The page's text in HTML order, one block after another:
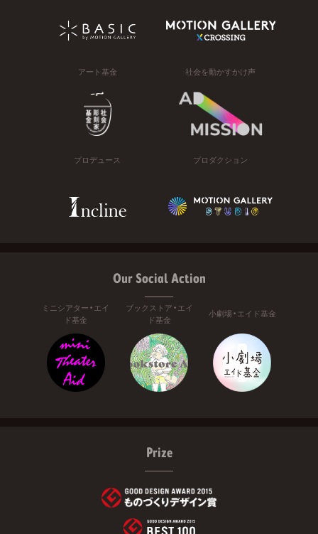
アート基金 社会を動かすかけ声
プロデュース プロダクション
Our Social Action
ミニシアター・エイ
ド基金
ブックストア・エイ
ド基金
小劇場・エイド基金
Prize